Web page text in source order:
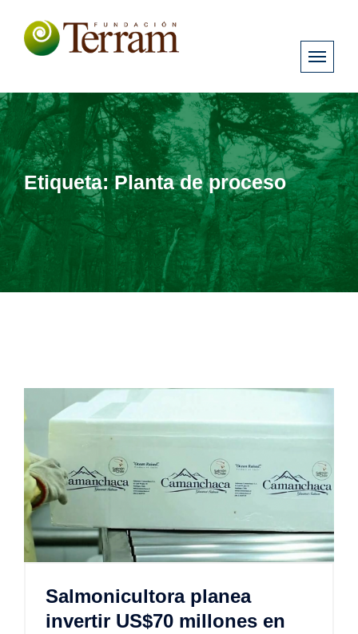
Etiqueta:Planta de proceso
Salmonicultora planea
invertir US$70 millones en